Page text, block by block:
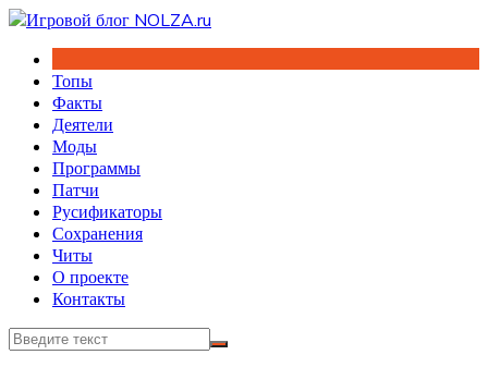
Перейти
содержимому
Топы
Факты
Деятели
Моды
Программы
Патчи
Русификаторы
Сохранения
Читы
О проекте
Контакты